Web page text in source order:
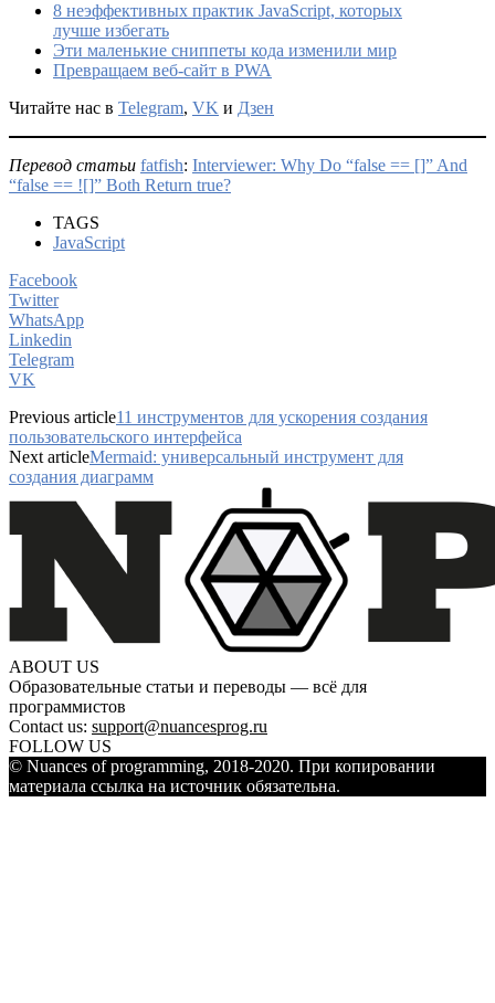
8 неэффективных практик JavaScript, которых
лучше избегать
Эти маленькие сниппеты кода изменили мир
Превращаем веб-сайт в PWA
Читайте нас в Telegram, VK и Дзен
Перевод статьи fatfish: Interviewer: Why Do “false == []” And
“false == ![]” Both Return true?
TAGS
JavaScript
Facebook
Twitter
WhatsApp
Linkedin
Telegram
VK
Previous article11 инструментов для ускорения создания
пользовательского интерфейса
Next articleMermaid: универсальный инструмент для
создания диаграмм
ABOUT US
Образовательные статьи и переводы — всё для
программистов
Contact us: support@nuancesprog.ru
FOLLOW US
© Nuances of programming, 2018-2020. При копировании
материала ссылка на источник обязательна.